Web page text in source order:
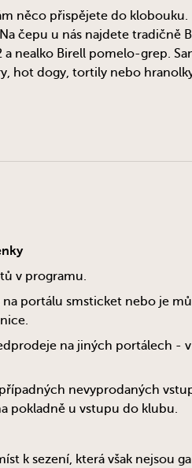
něco přispějete do klobouku.
čepu u nás najdete tradičně
a nealko Birell pomelo-grep.
hot dogy, tortily nebo
v programu.
portálu smsticket nebo je
na jiných portálech -
nevyprodaných
pokladně u vstupu do klubu.
k sezení, která však nejsou